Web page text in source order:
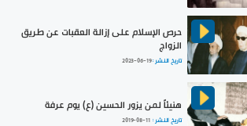
حرص الإسلام على إزالة العقبات عن طريق
الزواج
تاريخ النشر :2023-06-19
هنيئاً لمن يزور الحسين (ع) يوم عرفة
تاريخ النشر : 2019-08-11